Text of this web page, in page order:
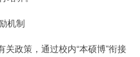
机制
关政策，通过校内“本硕博”衔接